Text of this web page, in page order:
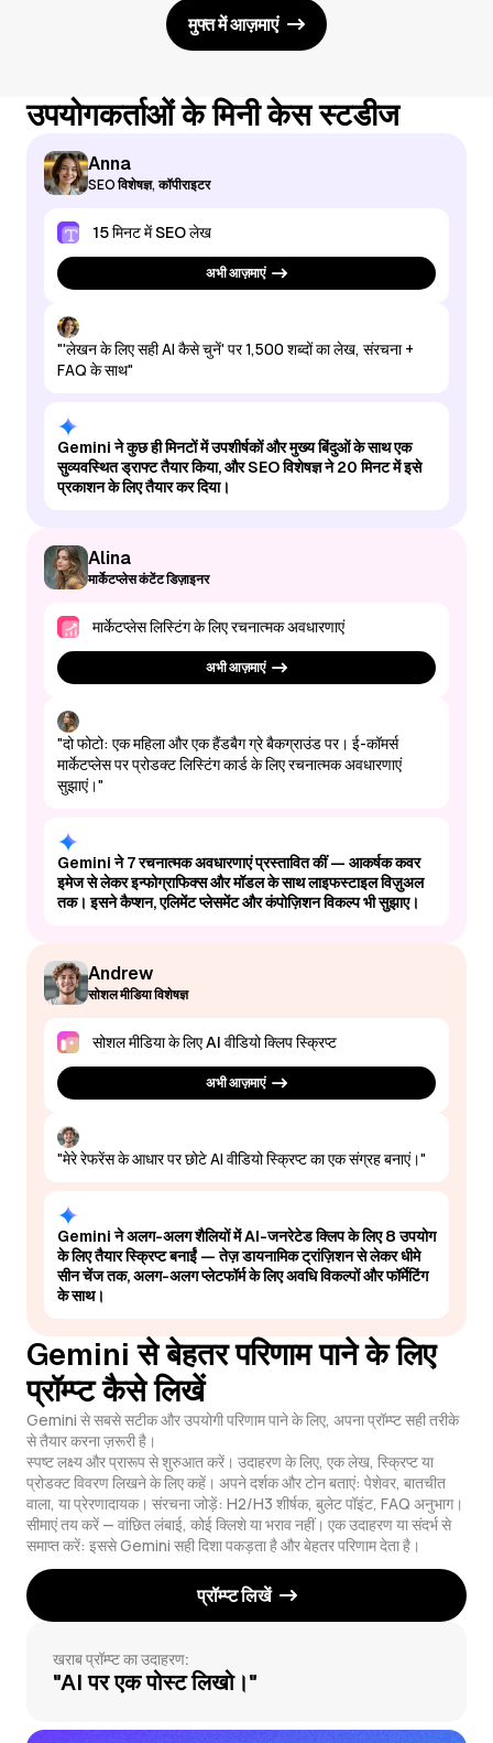
मुफ्त में आज़माएं
उपयोगकर्ताओं के मिनी केस स्टडीज
Anna
SEO विशेषज्ञ, कॉपीराइटर
15 मिनट में SEO लेख
अभी आज़माएं
"'लेखन के लिए सही AI कैसे चुनें' पर 1,500 शब्दों का लेख, संरचना +
FAQ के साथ"
Gemini ने कुछ ही मिनटों में उपशीर्षकों और मुख्य बिंदुओं के साथ एक
सुव्यवस्थित ड्राफ्ट तैयार किया, और SEO विशेषज्ञ ने 20 मिनट में इसे
प्रकाशन के लिए तैयार कर दिया।
Alina
मार्केटप्लेस कंटेंट डिज़ाइनर
मार्केटप्लेस लिस्टिंग के लिए रचनात्मक अवधारणाएं
अभी आज़माएं
"दो फोटो: एक महिला और एक हैंडबैग ग्रे बैकग्राउंड पर। ई-कॉमर्स
मार्केटप्लेस पर प्रोडक्ट लिस्टिंग कार्ड के लिए रचनात्मक अवधारणाएं
सुझाएं।"
Gemini ने 7 रचनात्मक अवधारणाएं प्रस्तावित कीं — आकर्षक कवर
इमेज से लेकर इन्फोग्राफिक्स और मॉडल के साथ लाइफस्टाइल विज़ुअल
तक। इसने कैप्शन, एलिमेंट प्लेसमेंट और कंपोज़िशन विकल्प भी सुझाए।
Andrew
सोशल मीडिया विशेषज्ञ
सोशल मीडिया के लिए AI वीडियो क्लिप स्क्रिप्ट
अभी आज़माएं
"मेरे रेफरेंस के आधार पर छोटे AI वीडियो स्क्रिप्ट का एक संग्रह बनाएं।"
Gemini ने अलग-अलग शैलियों में AI-जनरेटेड क्लिप के लिए 8 उपयोग
के लिए तैयार स्क्रिप्ट बनाईं — तेज़ डायनामिक ट्रांज़िशन से लेकर धीमे
सीन चेंज तक, अलग-अलग प्लेटफॉर्म के लिए अवधि विकल्पों और फॉर्मेटिंग
के साथ।
Gemini से बेहतर परिणाम पाने के लिए
प्रॉम्प्ट कैसे लिखें
Gemini से सबसे सटीक और उपयोगी परिणाम पाने के लिए, अपना प्रॉम्प्ट सही तरीके
से तैयार करना ज़रूरी है।
स्पष्ट लक्ष्य और प्रारूप से शुरुआत करें। उदाहरण के लिए, एक लेख, स्क्रिप्ट या
प्रोडक्ट विवरण लिखने के लिए कहें। अपने दर्शक और टोन बताएं: पेशेवर, बातचीत
वाला, या प्रेरणादायक। संरचना जोड़ें: H2/H3 शीर्षक, बुलेट पॉइंट, FAQ अनुभाग।
सीमाएं तय करें — वांछित लंबाई, कोई क्लिशे या भराव नहीं। एक उदाहरण या संदर्भ से
समाप्त करें: इससे Gemini सही दिशा पकड़ता है और बेहतर परिणाम देता है।
प्रॉम्प्ट लिखें
खराब प्रॉम्प्ट का उदाहरण:
"AI पर एक पोस्ट लिखो।"